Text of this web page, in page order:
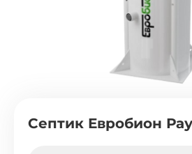
Септик Евробион